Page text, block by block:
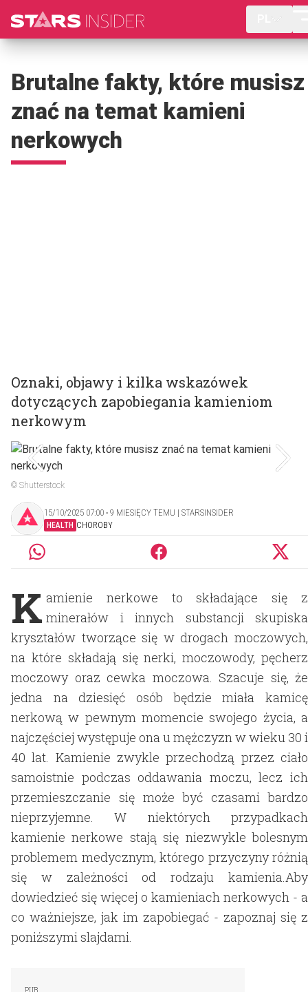
Brutalne fakty, które musisz
znać na temat kamieni
nerkowych
Oznaki, objawy i kilka wskazówek
dotyczących zapobiegania kamieniom
nerkowym
© Shutterstock
15/10/2025 07:00 ‧ 9 MIESIĘCY TEMU | STARSINSIDER
HEALTH CHOROBY
K amienie nerkowe to składające się z
minerałów i innych substancji skupiska
kryształów tworzące się w drogach moczowych,
na które składają się nerki, moczowody, pęcherz
moczowy oraz cewka moczowa. Szacuje się, że
jedna na dziesięć osób będzie miała kamicę
nerkową w pewnym momencie swojego życia, a
najczęściej występuje ona u mężczyzn w wieku 30 i
40 lat. Kamienie zwykle przechodzą przez ciało
samoistnie podczas oddawania moczu, lecz ich
przemieszczanie się może być czasami bardzo
nieprzyjemne. W niektórych przypadkach
kamienie nerkowe stają się niezwykle bolesnym
problemem medycznym, którego przyczyny różnią
się w zależności od rodzaju kamienia.Aby
dowiedzieć się więcej o kamieniach nerkowych - a
co ważniejsze, jak im zapobiegać - zapoznaj się z
poniższymi slajdami.